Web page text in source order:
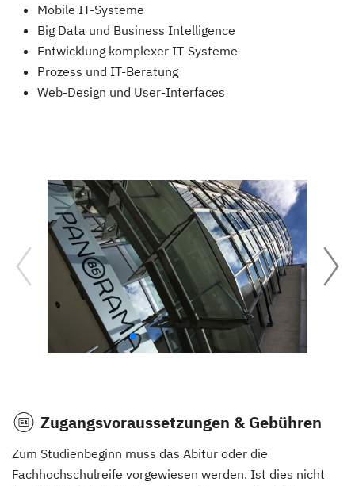
Mobile IT-Systeme
Big Data und Business Intelligence
Entwicklung komplexer IT-Systeme
Prozess und IT-Beratung
Web-Design und User-Interfaces
Zugangsvoraussetzungen & Gebühren
Zum Studienbeginn muss das Abitur oder die
Fachhochschulreife vorgewiesen werden. Ist dies nicht